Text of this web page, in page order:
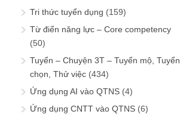
Tri thức tuyển dụng (159)
Từ điển năng lực – Core competency
(50)
Tuyển – Chuyện 3T – Tuyển mộ, Tuyển
chọn, Thử việc (434)
Ứng dụng AI vào QTNS (4)
Ứng dụng CNTT vào QTNS (6)